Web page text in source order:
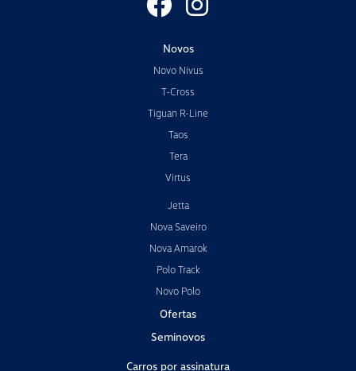
Novos
Novo Nivus
T-Cross
Tiguan R-Line
Taos
Tera
Virtus
Jetta
Nova Saveiro
Nova Amarok
Polo Track
Novo Polo
Ofertas
Seminovos
Carros por assinatura